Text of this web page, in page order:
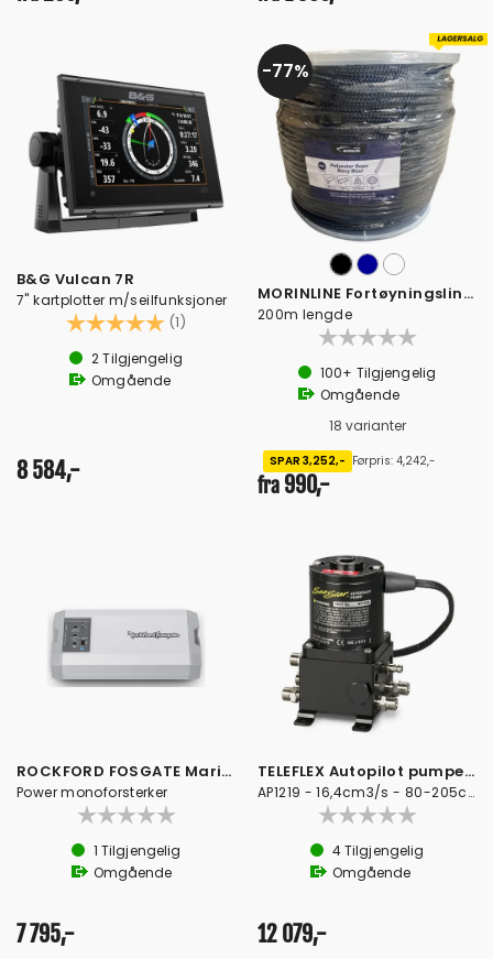
B&G Vulcan 7R
7" kartplotter m/seilfunksjoner
Karakter: (1) 5.0 av 5 mulige
2Tilgjengelig
Omgående
8 584,-
77%
MORINLINE Fortøyningsline på trommel
200m lengde
100+ Tilgjengelig
Omgående
18 varianter
fra 990,-
SPAR 3,252,- Førpris: 4,242,-
ROCKFORD FOSGATE Marine forsterker 750
Power monoforsterker
1 Tilgjengelig
Omgående
7 795,-
TELEFLEX Autopilot pumpe, 60cu - 12V
AP1219 - 16,4cm3/s - 80-205cm3
4Tilgjengelig
Omgående
12 079,-